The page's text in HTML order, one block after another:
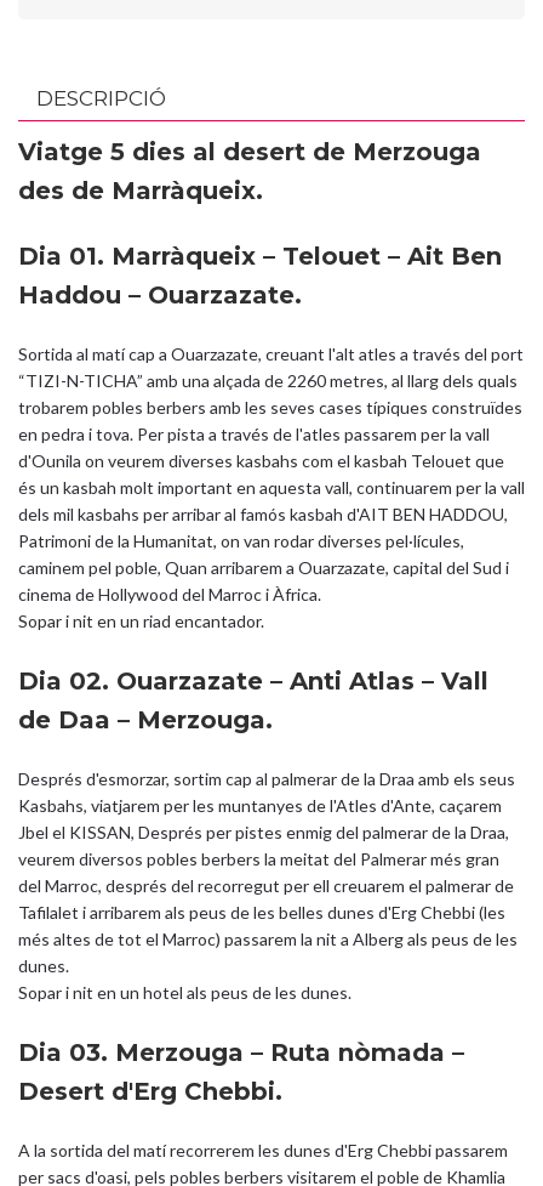
DESCRIPCIÓ
Viatge 5 dies al desert de Merzouga
des de Marràqueix.
Dia 01. Marràqueix – Telouet – Ait Ben
Haddou – Ouarzazate.
Sortida al matí cap a Ouarzazate, creuant l'alt atles a través del port
“TIZI-N-TICHA” amb una alçada de 2260 metres, al llarg dels quals
trobarem pobles berbers amb les seves cases típiques construïdes
en pedra i tova. Per pista a través de l'atles passarem per la vall
d'Ounila on veurem diverses kasbahs com el kasbah Telouet que
és un kasbah molt important en aquesta vall, continuarem per la vall
dels mil kasbahs per arribar al famós kasbah d'AIT BEN HADDOU,
Patrimoni de la Humanitat, on van rodar diverses pel·lícules,
caminem pel poble, Quan arribarem a Ouarzazate, capital del Sud i
cinema de Hollywood del Marroc i Àfrica.
Sopar i nit en un riad encantador.
Dia 02. Ouarzazate – Anti Atlas – Vall
de Daa – Merzouga.
Després d'esmorzar, sortim cap al palmerar de la Draa amb els seus
Kasbahs, viatjarem per les muntanyes de l'Atles d'Ante, caçarem
Jbel el KISSAN, Després per pistes enmig del palmerar de la Draa,
veurem diversos pobles berbers la meitat del Palmerar més gran
del Marroc, després del recorregut per ell creuarem el palmerar de
Tafilalet i arribarem als peus de les belles dunes d'Erg Chebbi (les
més altes de tot el Marroc) passarem la nit a Alberg als peus de les
dunes.
Sopar i nit en un hotel als peus de les dunes.
Dia 03. Merzouga – Ruta nòmada –
Desert d'Erg Chebbi.
A la sortida del matí recorrerem les dunes d'Erg Chebbi passarem
per sacs d'oasi, pels pobles berbers visitarem el poble de Khamlia